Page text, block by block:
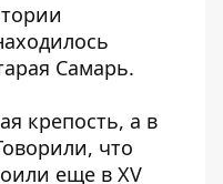
Самарь.
крепость, а в
что
еще в XV